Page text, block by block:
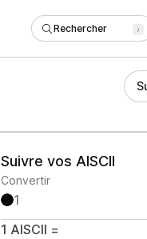
Rechercher /
Suivre vos AISCII
Convertir
1 AISCII =